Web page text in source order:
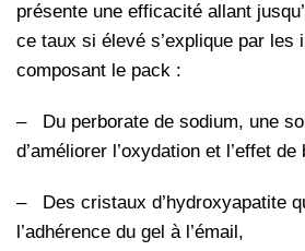
présente une efficacité allant
ce taux si élevé s’explique par les
composant le pack :
– Du perborate de sodium, une
d’améliorer l’oxydation et l’effet
– Des cristaux d’hydroxyapatite
l’adhérence du gel à l’émail,